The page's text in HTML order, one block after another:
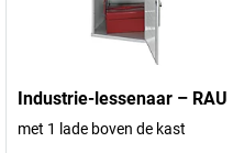
Industrie-lessenaar – RAU
met 1 lade boven de kast